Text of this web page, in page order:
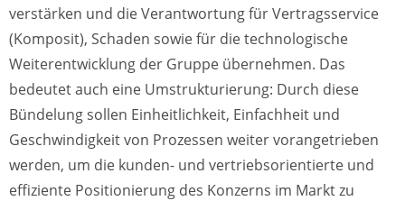
verstärken und die Verantwortung für Vertragsservice
(Komposit), Schaden sowie für die technologische
Weiterentwicklung der Gruppe übernehmen. Das
bedeutet auch eine Umstrukturierung: Durch diese
Bündelung sollen Einheitlichkeit, Einfachheit und
Geschwindigkeit von Prozessen weiter vorangetrieben
werden, um die kunden- und vertriebsorientierte und
effiziente Positionierung des Konzerns im Markt zu